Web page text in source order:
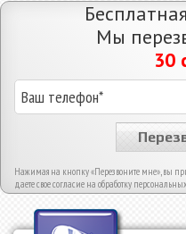
Мы
30
Нажимая на кнопку «Перезвоните мне», вы
даете свое согласие на обработку